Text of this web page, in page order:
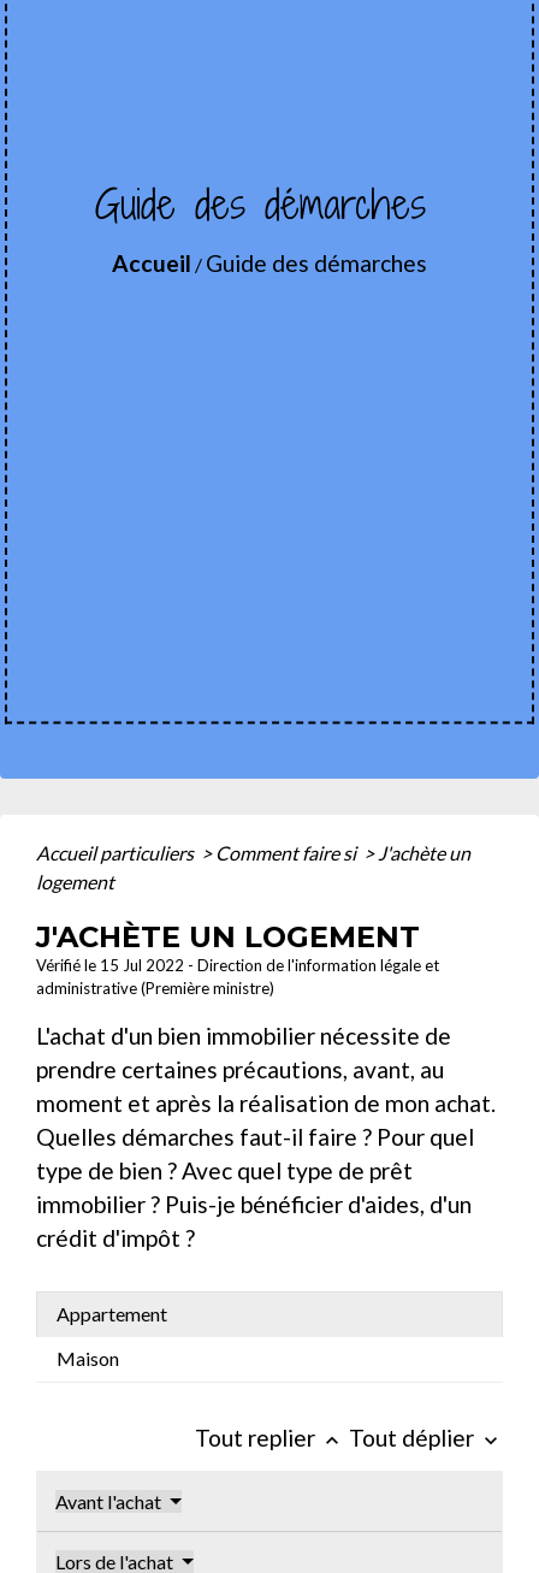
Guide des démarches
Accueil / Guide des démarches
Accueil particuliers > Comment faire si > J'achète un
logement
J'ACHÈTE UN LOGEMENT
Vérifié le 15 Jul 2022 - Direction de l'information légale et
administrative (Première ministre)
L'achat d'un bien immobilier nécessite de
prendre certaines précautions, avant, au
moment et après la réalisation de mon achat.
Quelles démarches faut-il faire ? Pour quel
type de bien ? Avec quel type de prêt
immobilier ? Puis-je bénéficier d'aides, d'un
crédit d'impôt ?
Appartement
Maison
Tout replier keyboard_arrow_up Tout déplier keyboard_arrow_down
Avant l'achat
Lors de l'achat